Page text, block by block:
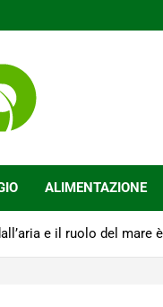
ALIMENTAZIONE
e il ruolo del mare